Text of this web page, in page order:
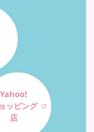
Yahoo!
ッピング
店